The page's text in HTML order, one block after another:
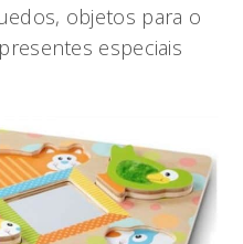
objetos para o
especiais